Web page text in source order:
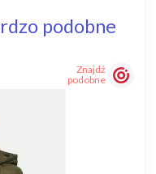
podobne
Znajdź
podobne